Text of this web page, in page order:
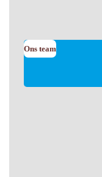
Ons team